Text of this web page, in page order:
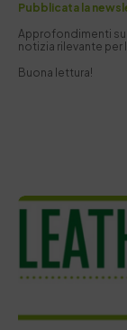
Pubblicata la
Approfondimenti
notizia rilevante per
Buona lettura!